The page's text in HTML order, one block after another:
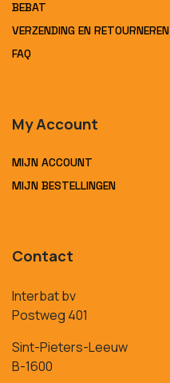
BEBAT
VERZENDING EN RETOURNEREN
FAQ
My Account
MIJN ACCOUNT
MIJN BESTELLINGEN
Contact
Interbat bv
Postweg 401
Sint-Pieters-Leeuw
B-1600